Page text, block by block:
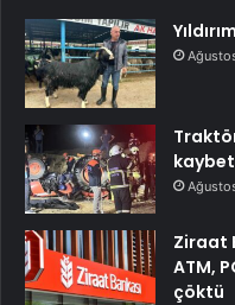
Ziraat
ATM,
çöktü